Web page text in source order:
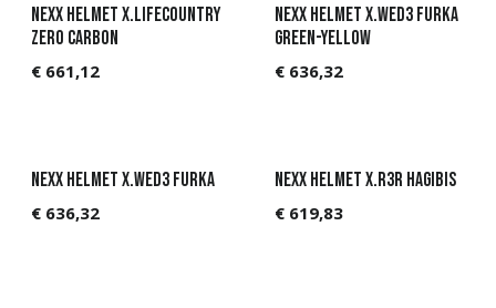
NEXX Helmet X.Lifecountry
ZERO Carbon
€ 661,12
NEXX Helmet X.WED3 FURKA
Green-Yellow
€ 636,32
NEXX Helmet X.WED3 FURKA
€ 636,32
NEXX Helmet X.R3R HAGIBIS
€ 619,83